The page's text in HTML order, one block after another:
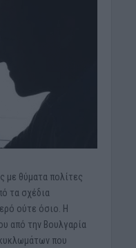
με θύματα πολίτες
τα σχέδια
ούτε όσιο. Η
από την Βουλγαρία
που